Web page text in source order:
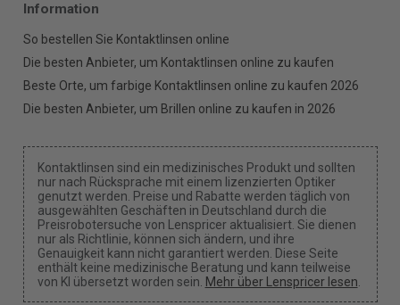
Information
So bestellen Sie Kontaktlinsen online
Die besten Anbieter, um Kontaktlinsen online zu kaufen
Beste Orte, um farbige Kontaktlinsen online zu kaufen 2026
Die besten Anbieter, um Brillen online zu kaufen in 2026
Kontaktlinsen sind ein medizinisches Produkt und sollten
nur nach Rücksprache mit einem lizenzierten Optiker
genutzt werden. Preise und Rabatte werden täglich von
ausgewählten Geschäften in Deutschland durch die
Preisrobotersuche von Lenspricer aktualisiert. Sie dienen
nur als Richtlinie, können sich ändern, und ihre
Genauigkeit kann nicht garantiert werden. Diese Seite
enthält keine medizinische Beratung und kann teilweise
von KI übersetzt worden sein. Mehr über Lenspricer lesen.